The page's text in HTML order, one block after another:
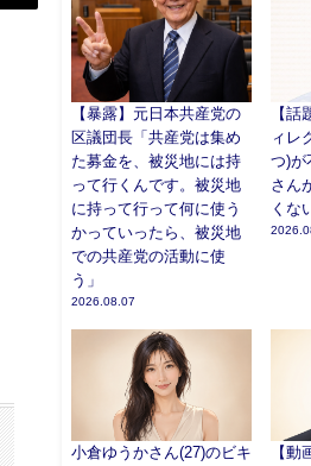
【暴露】元日本共産党の
区議団長「共産党は集め
た募金を、被災地には持
って行くんです。被災地
に持って行って何に使う
かっていったら、被災地
での共産党の活動に使
う」
2026.08.07
【話
ィレ
つ)が
さん
くな
小倉ゆうかさん(27)のビキ
【動